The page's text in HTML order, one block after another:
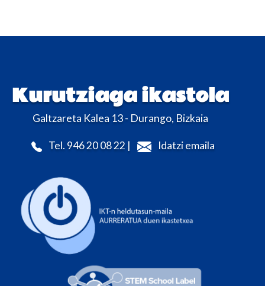
Kurutziaga ikastola
Galtzareta Kalea 13 - Durango, Bizkaia
Tel. 946 20 08 22 | Idatzi emaila